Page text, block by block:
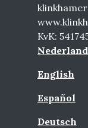
KvK:
English
Español
Deutsch